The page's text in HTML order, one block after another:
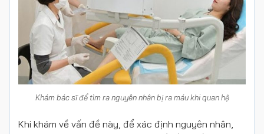
Khám bác sĩ để tìm ra nguyên nhân bị ra máu khi quan hệ
Khi khám về vấn đề này, để xác định nguyên nhân,